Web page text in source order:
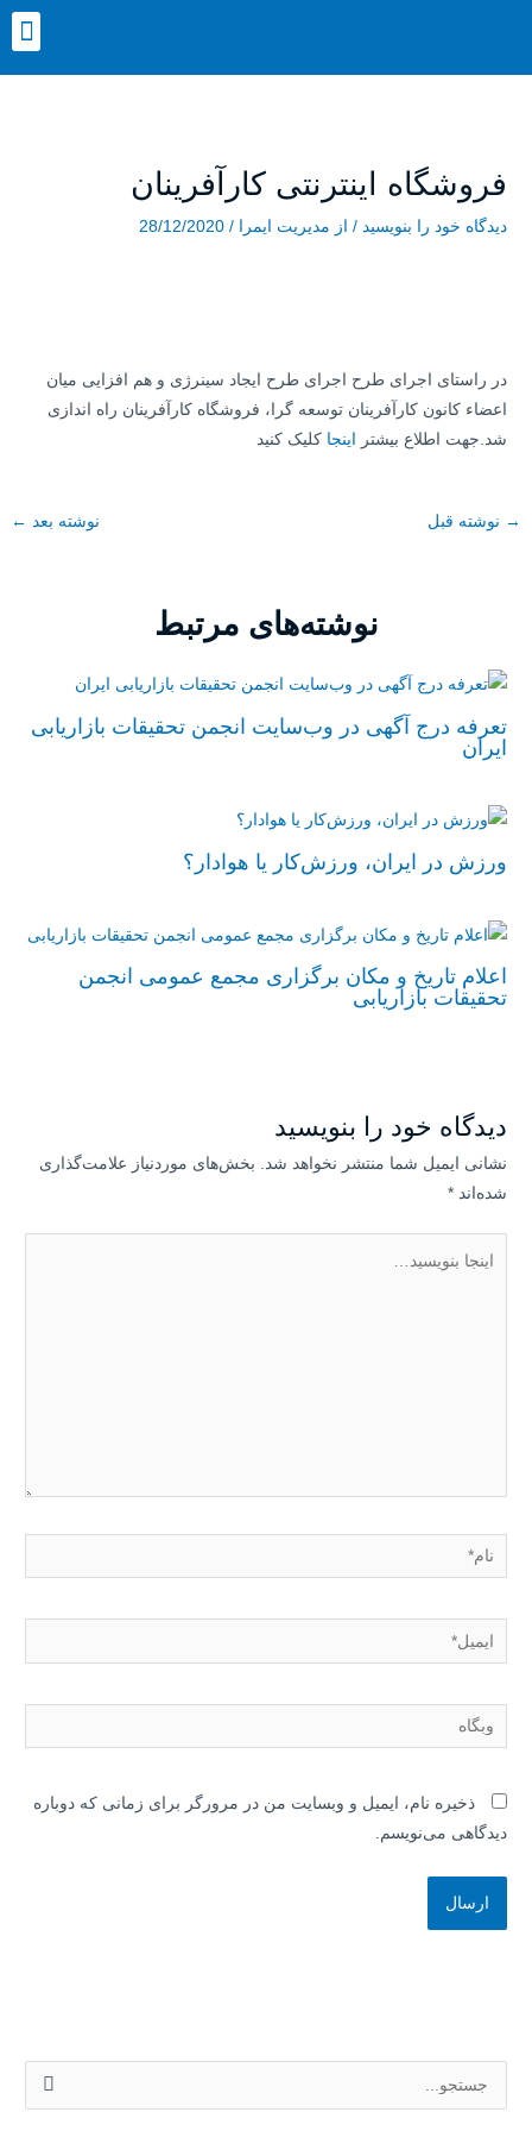
محتوا
فروشگاه اینترنتی کارآفرینان
دیدگاه‌ خود را بنویسید / از مدیریت ایمرا/
28/12/2020
در راستای اجرای طرح اجرای طرح ایجاد سینرژی و هم افزایی میان
اعضاء کانون کارآفرینان توسعه گرا، فروشگاه کارآفرینان راه اندازی
شد.جهت اطلاع بیشتر
اینجاکلیک کنید
→ نوشته قبل نوشته بعد ←
نوشته‌های مرتبط
تعرفه درج آگهی در وب‌سایت انجمن تحقیقات بازاریابی
ایران
ورزش در ایران، ورزش‌کار یا هوادار؟
اعلام تاریخ و مکان برگزاری مجمع عمومی انجمن
تحقیقات بازاریابی
دیدگاه‌ خود را بنویسید
نشانی ایمیل شما منتشر نخواهد شد. بخش‌های موردنیاز علامت‌گذاری
شده‌اند*
بنویسید…
نام*
ایمیل*
وبگاه
ذخیره نام، ایمیل و وبسایت من در مرورگر برای زمانی که دوباره
دیدگاهی می‌نویسم.